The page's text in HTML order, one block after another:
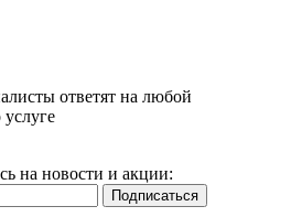
ответят на любой
на новости и акции: